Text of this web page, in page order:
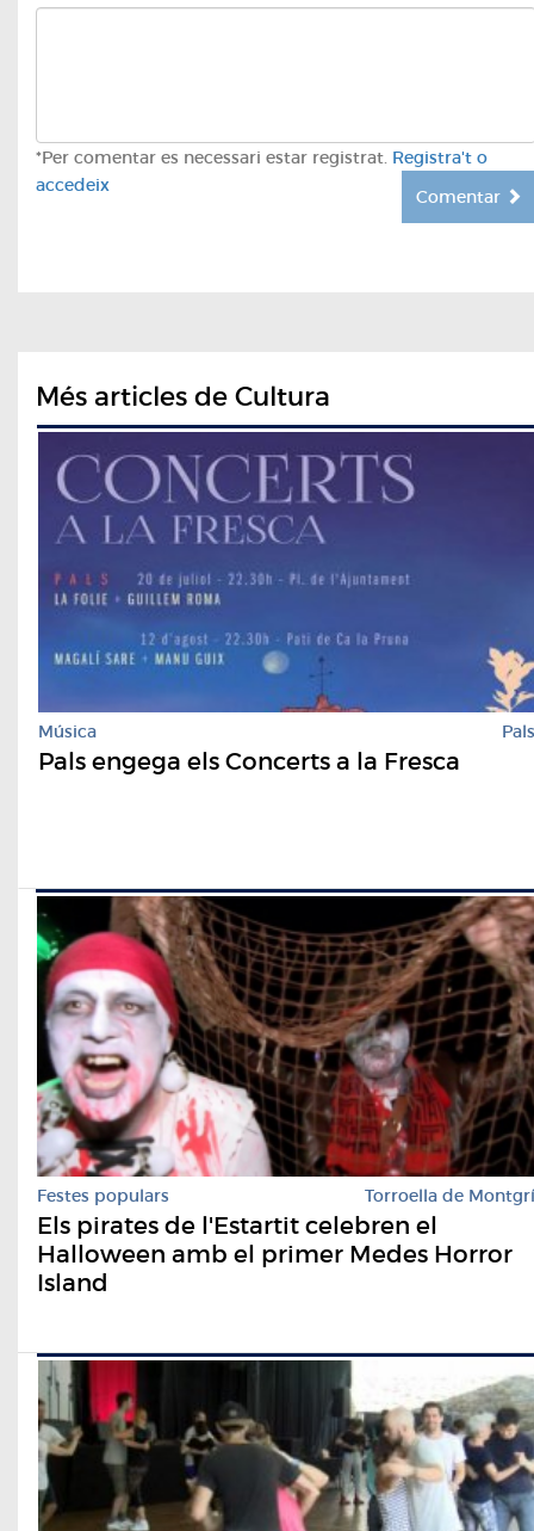
*Per comentar es necessari estar registrat. Registra't o
accedeix
Comentar
Més articles de Cultura
Música Pals
Pals engega els Concerts a la Fresca
Festes populars Torroella de Montgrí
Els pirates de l'Estartit celebren el
Halloween amb el primer Medes Horror
Island